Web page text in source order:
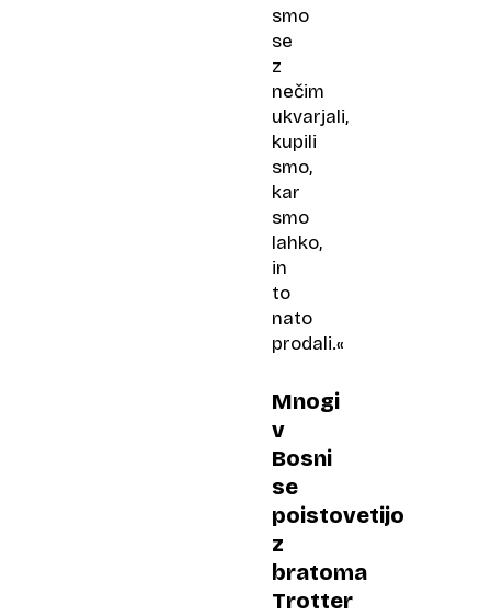
smo
se
z
nečim
ukvarjali,
kupili
smo,
kar
smo
lahko,
in
to
nato
prodali.«
Mnogi
v
Bosni
se
poistovetijo
z
bratoma
Trotter